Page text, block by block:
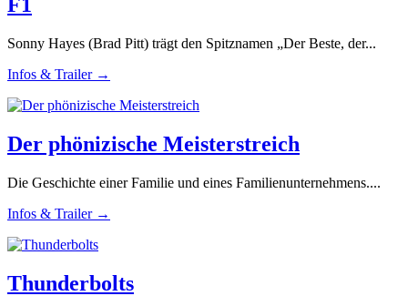
Sonny Hayes (Brad Pitt) trägt den Spitznamen „Der Beste, der...
Infos & Trailer →
Der phönizische Meisterstreich
Die Geschichte einer Familie und eines Familienunternehmens....
Infos & Trailer →
Thunderbolts